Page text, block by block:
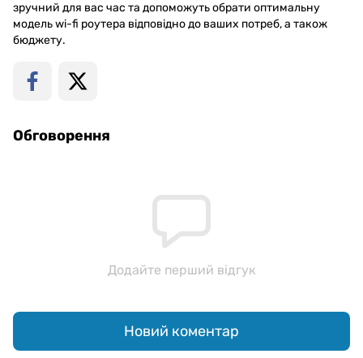
зручний для вас час та допоможуть обрати оптимальну
модель wi-fi роутера відповідно до ваших потреб, а також
бюджету.
Обговорення
Додайте перший відгук
Новий коментар